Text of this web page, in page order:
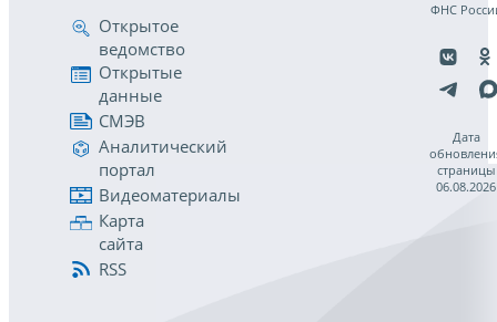
Открытое
ведомство
Открытые
данные
СМЭВ
Аналитический
портал
Видеоматериалы
Карта
сайта
RSS
ФНС
Дата
страницы
06.08.2026